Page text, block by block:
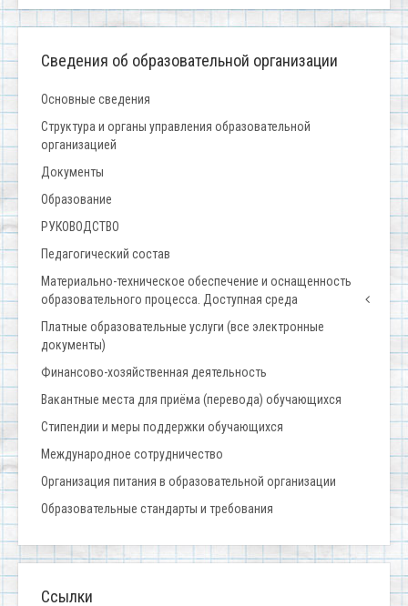
Сведения об образовательной организации
Основные сведения
Структура и органы управления образовательной
организацией
Документы
Образование
РУКОВОДСТВО
Педагогический состав
Материально-техническое обеспечение и оснащенность
образовательного процесса. Доступная среда
Платные образовательные услуги (все электронные
документы)
Финансово-хозяйственная деятельность
Вакантные места для приёма (перевода) обучающихся
Стипендии и меры поддержки обучающихся
Международное сотрудничество
Организация питания в образовательной организации
Образовательные стандарты и требования
Ссылки